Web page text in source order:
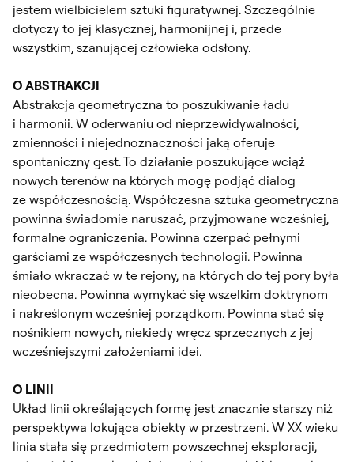
jestem wielbicielem sztuki figuratywnej. Szczególnie
dotyczy to jej klasycznej, harmonijnej i, przede
wszystkim, szanującej człowieka odsłony.
O ABSTRAKCJI
Abstrakcja geometryczna to poszukiwanie ładu
i harmonii. W oderwaniu od nieprzewidywalności,
zmienności i niejednoznaczności jaką oferuje
spontaniczny gest. To działanie poszukujące wciąż
nowych terenów na których mogę podjąć dialog
ze współczesnością. Współczesna sztuka geometryczna
powinna świadomie naruszać, przyjmowane wcześniej,
formalne ograniczenia. Powinna czerpać pełnymi
garściami ze współczesnych technologii. Powinna
śmiało wkraczać w te rejony, na których do tej pory była
nieobecna. Powinna wymykać się wszelkim doktrynom
i nakreślonym wcześniej porządkom. Powinna stać się
nośnikiem nowych, niekiedy wręcz sprzecznych z jej
wcześniejszymi założeniami idei.
O LINII
Układ linii określających formę jest znacznie starszy niż
perspektywa lokująca obiekty w przestrzeni. W XX wieku
linia stała się przedmiotem powszechnej eksploracji,